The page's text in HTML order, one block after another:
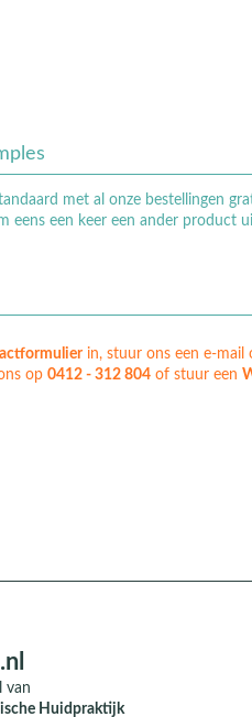
met al onze bestellingen
eens een keer een ander product
in, stuur ons een e-mail
op 0412 - 312 804of stuur een
van
Huidpraktijk